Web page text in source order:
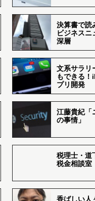
決算書で読
ビジネスニ
深層
文系サラリ
もできる
プリ開発
江藤貴紀「
の事情」
税理士・道
税金相談室
香ばしい